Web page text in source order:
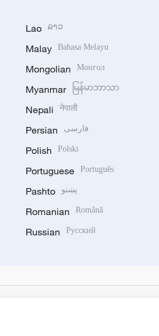
Lao ລາວ
Malay Bahasa Melayu
Mongolian Монгол
Myanmar မြန်မာဘာသာ
Nepali नेपाली
Persian فارسی
Polish Polski
Portuguese Português
Pashto پښتو
Romanian Română
Russian Русский